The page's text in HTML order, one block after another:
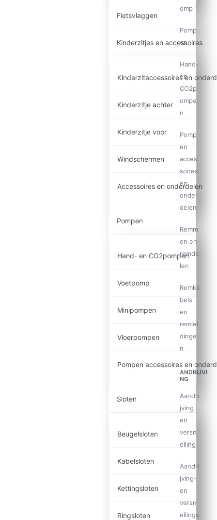
Fietsvlaggen
Kinderzitjes en accessoires
Kinderzitaccessoires en
Kinderzitje achter
Kinderzitje voor
Windschermen
Accessoires en onderdelen
Pompen
Hand- en CO2pompen
Voetpomp
Minipompen
Vloerpompen
Pompen accessoires en
Sloten
Beugelsloten
Kabelsloten
Kettingsloten
Ringsloten
omp
Pomp
en
Hand-
en
CO2p
ompe
n
Pomp
en
acces
soires
en
onder
delen
Remm
en en
remde
len
Remka
bels
en
remlei
dinge
n
ANDRIJVI
NG
Aandri
jving
en
versn
elling
Aandri
jving-
en
versn
ellings